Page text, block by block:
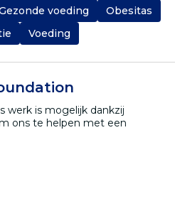
voeding
Obesitas
Voeding
werk is mogelijk dankzij
ons te helpen met een